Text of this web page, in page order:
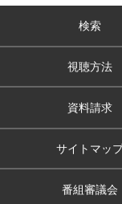
検索
視聴方法
資料請求
サイトマッ
番組審議会